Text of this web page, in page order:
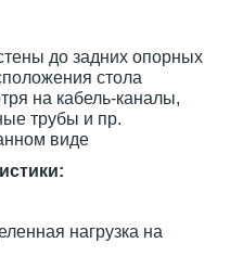
до задних опорных
стола
на кабель-каналы,
трубы и пр.
виде
нагрузка на